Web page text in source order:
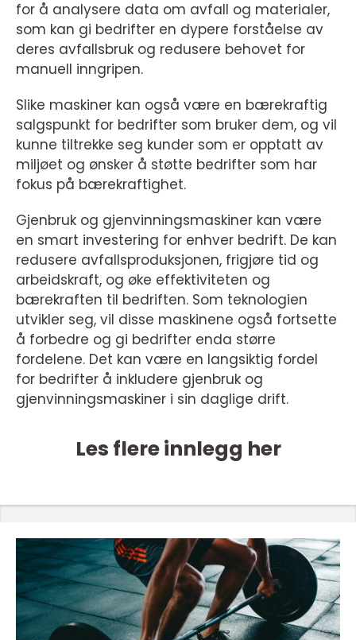
for å analysere data om avfall og materialer,
som kan gi bedrifter en dypere forståelse av
deres avfallsbruk og redusere behovet for
manuell inngripen.
Slike maskiner kan også være en bærekraftig
salgspunkt for bedrifter som bruker dem, og vil
kunne tiltrekke seg kunder som er opptatt av
miljøet og ønsker å støtte bedrifter som har
fokus på bærekraftighet.
Gjenbruk og gjenvinningsmaskiner kan være
en smart investering for enhver bedrift. De kan
redusere avfallsproduksjonen, frigjøre tid og
arbeidskraft, og øke effektiviteten og
bærekraften til bedriften. Som teknologien
utvikler seg, vil disse maskinene også fortsette
å forbedre og gi bedrifter enda større
fordelene. Det kan være en langsiktig fordel
for bedrifter å inkludere gjenbruk og
gjenvinningsmaskiner i sin daglige drift.
Les flere innlegg her